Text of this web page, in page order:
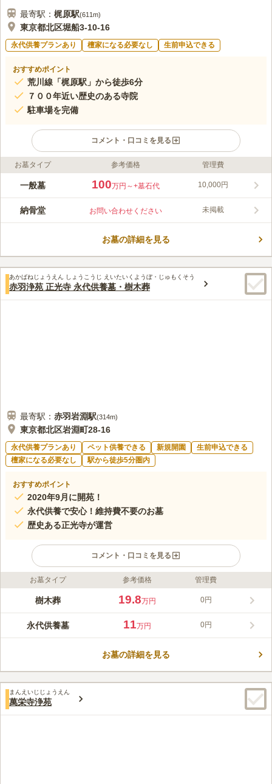
最寄駅： 梶原駅(611m)
東京都北区堀船3-10-16
永代供養プランあり 檀家になる必要なし 生前申込できる
おすすめポイント
荒川線「梶原駅」から徒歩6分
７００年近い歴史のある寺院
駐車場を完備
コメント・口コミを見る
ライフドット編集部のコメント
都電荒川線「梶原」から徒歩7分程と、歩いてお参りできるアク
１３３９年のものがあります。園内は、風通しが良く陽当たり良
好でつつじ、ハス、桜などの四季折々の花々が咲き誇ります。ま
この霊園はまだ誰からも評価されていません。
お墓タイプ 参考価格 管理費
一般墓 100万円～+墓石代 10,000円
納骨堂 お問い合わせください 未掲載
お墓の詳細を見る
あかばねじょうえん しょうこうじ えいたいくようぼ・じゅもくそう
赤羽浄苑 正光寺 永代供養墓・樹木葬
最寄駅： 赤羽岩淵駅(314m)
東京都北区岩淵町28-16
永代供養プランあり ペット供養できる 新規開園
生前申込できる
檀家になる必要なし
駅から徒歩5分圏内
おすすめポイント
2020年9月に開苑！
永代供養で安心！維持費不要のお墓
歴史ある正光寺が運営
コメント・口コミを見る
ライフドット編集部のコメント
お墓を運営する天王山 淵富院 正光寺は浄土宗の寺院ですが、
なたでも利用することができます。 屋外型の納骨堂「やすらぎ
五輪塔」と、樹木葬など、様々なタイプのお墓がありますので、
供養となっています。
この霊園はまだ誰からも評価されていません。
お墓タイプ 参考価格 管理費
樹木葬 19.8万円 0円
永代供養墓 11万円 0円
お墓の詳細を見る
まんえいじじょうえん
萬栄寺浄苑